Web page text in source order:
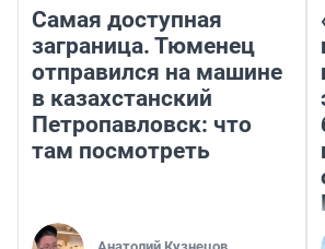
Самая доступная
заграница. Тюменец
отправился на машине
в казахстанский
Петропавловск: что
там посмотреть